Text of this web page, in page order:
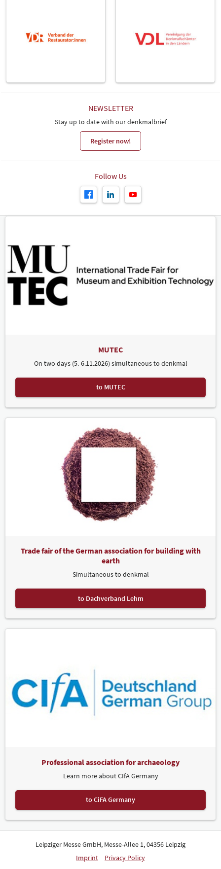
NEWSLETTER
Stay up to date with our denkmalbrief
Register now!
Follow Us
MUTEC
On two days (5.-6.11.2026) simultaneous to denkmal
to MUTEC
Trade fair of the German association for building with
earth
Simultaneous to denkmal
to Dachverband Lehm
Professional association for archaeology
Learn more about CIfA Germany
to CiFA Germany
Leipziger Messe GmbH, Messe-Allee 1, 04356 Leipzig
Imprint
Privacy Policy